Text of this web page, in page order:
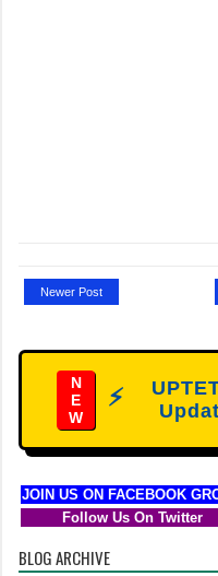
Newer Post
N
E
W
⚡
JOIN US ON FACEBOOK
Follow Us On Twitter
BLOG ARCHIVE